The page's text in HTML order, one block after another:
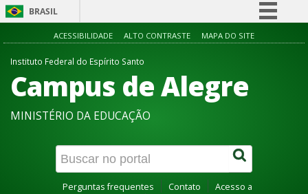
BRASIL
Simplifique!
Acesso à informação
Canais
ACESSIBILIDADE ALTO CONTRASTE MAPA DO SITE
Instituto Federal do Espírito Santo
Campus de Alegre
MINISTÉRIO DA EDUCAÇÃO
Perguntas frequentes Contato
Acesso a